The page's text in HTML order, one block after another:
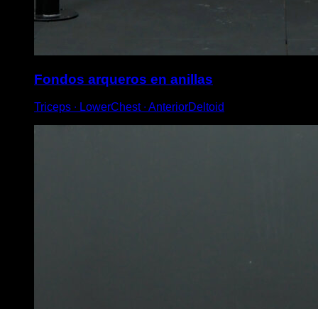
Fondos arqueros en anillas
Triceps ∙ LowerChest ∙ AnteriorDeltoid